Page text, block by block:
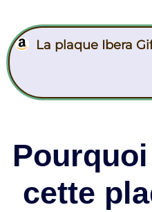
La plaque Ibera
cette